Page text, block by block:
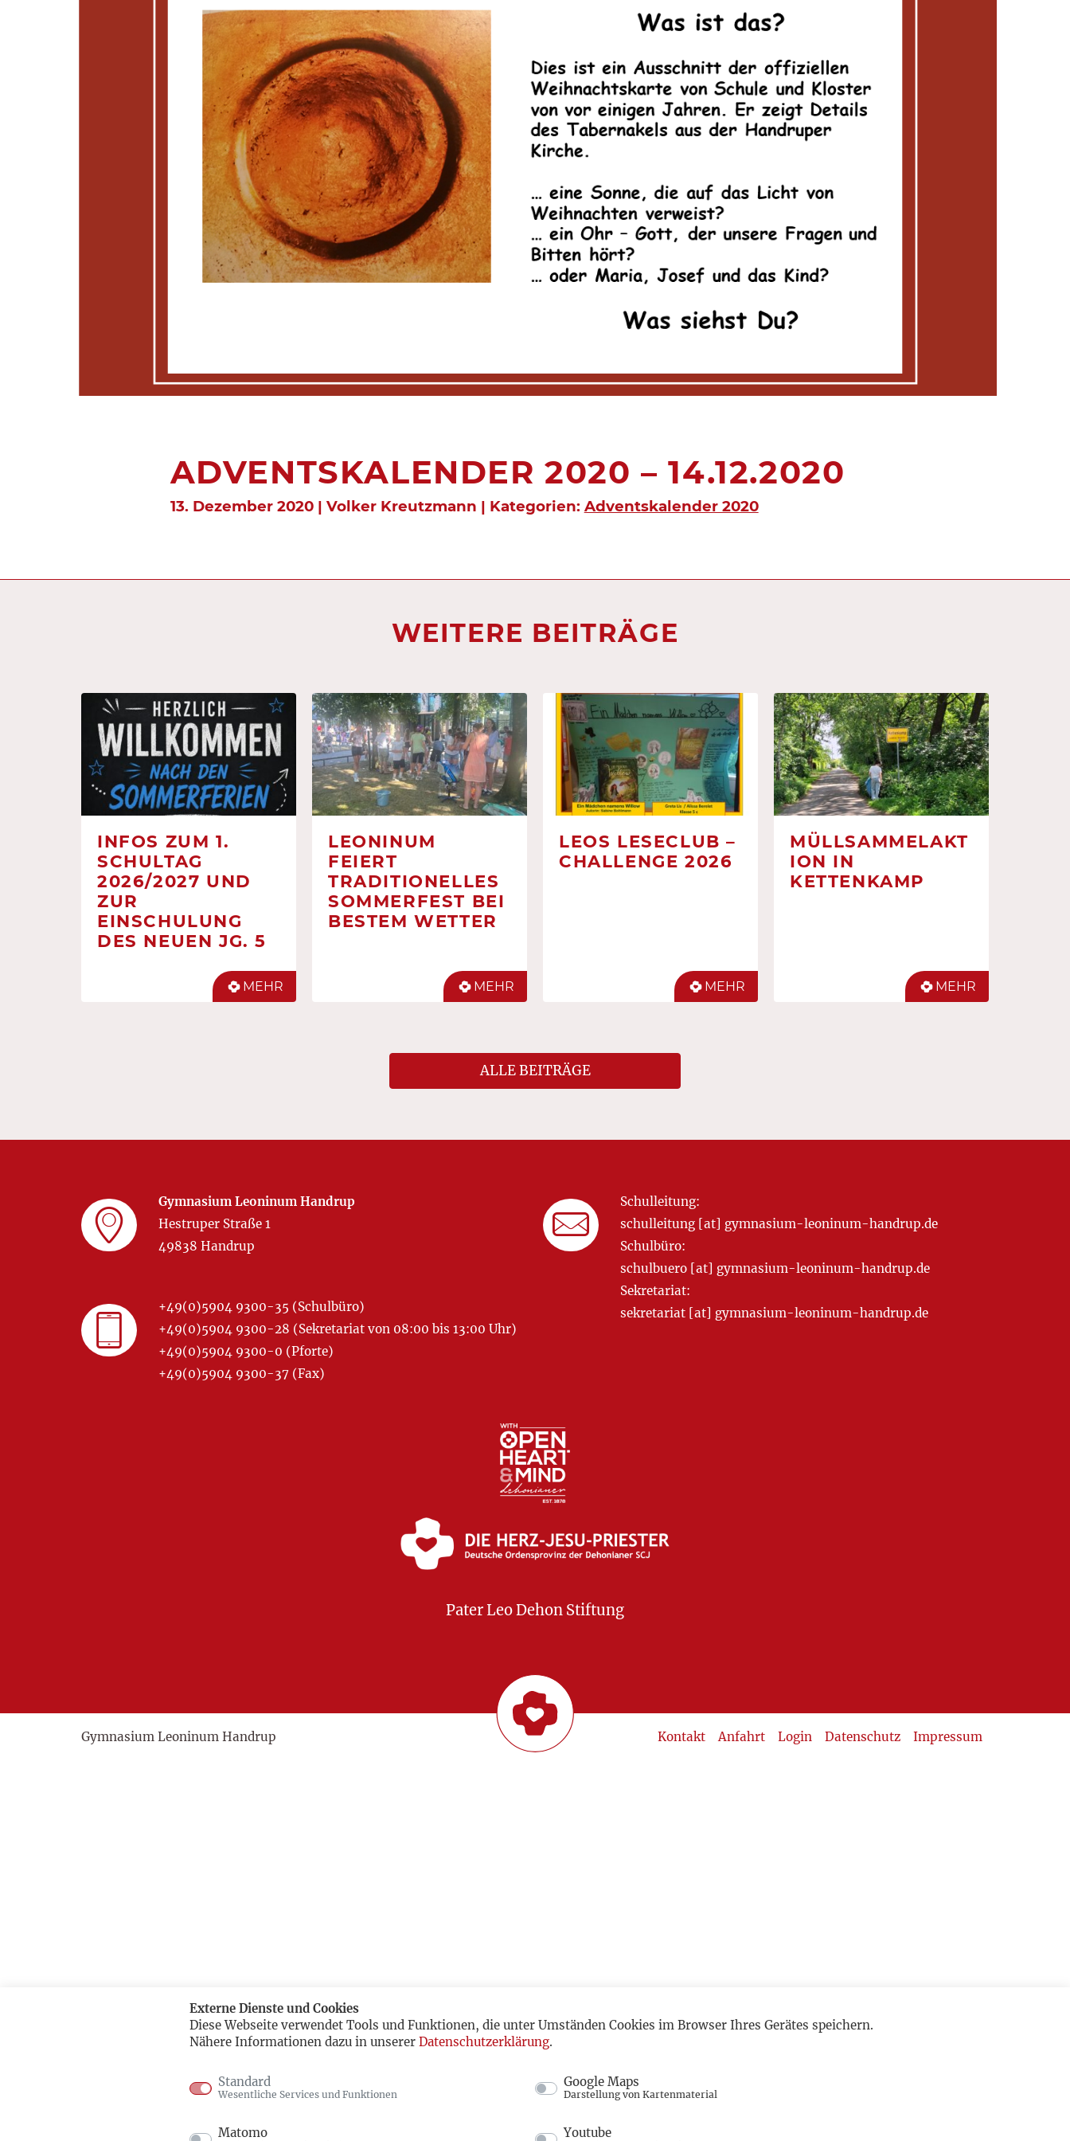
ADVENTSKALENDER 2020 – 14.12.2020
13. Dezember 2020 | Volker Kreutzmann | Kategorien: Adventskalender 2020
WEITERE BEITRÄGE
INFOS ZUM 1.
SCHULTAG
2026/2027 UND
ZUR
EINSCHULUNG
DES NEUEN JG. 5
MEHR
LEONINUM
FEIERT
TRADITIONELLES
SOMMERFEST BEI
BESTEM WETTER
MEHR
LEOS LESECLUB –
CHALLENGE 2026
MEHR
MÜLLSAMMELAKT
ION IN
KETTENKAMP
MEHR
ALLE BEITRÄGE
Gymnasium Leoninum Handrup
Hestruper Straße 1
49838 Handrup
+49(0)5904 9300-35 (Schulbüro)
+49(0)5904 9300-28 (Sekretariat von 08:00 bis 13:00 Uhr)
+49(0)5904 9300-0 (Pforte)
+49(0)5904 9300-37 (Fax)
Schulleitung:
schulleitung [at] gymnasium-leoninum-handrup.de
Schulbüro:
schulbuero [at] gymnasium-leoninum-handrup.de
Sekretariat:
sekretariat [at] gymnasium-leoninum-handrup.de
Pater Leo Dehon Stiftung
Kontakt Anfahrt Login Datenschutz Impressum
Gymnasium Leoninum Handrup
Externe Dienste und Cookies
Diese Webseite verwendet Tools und Funktionen, die unter Umständen Cookies im Browser Ihres Gerätes speichern.
Nähere Informationen dazu in unserer Datenschutzerklärung.
Standard
Wesentliche Services und Funktionen
Google Maps
Darstellung von Kartenmaterial
Matomo Youtube